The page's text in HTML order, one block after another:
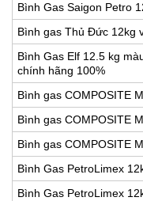
Bình Gas Saigon Petro
Bình gas Thủ Đức 12kg
Bình Gas Elf 12.5 kg
chính hãng 100%
Bình gas COMPOSITE
Bình gas COMPOSITE
Bình gas COMPOSITE
Bình Gas PetroLimex
Bình Gas PetroLimex